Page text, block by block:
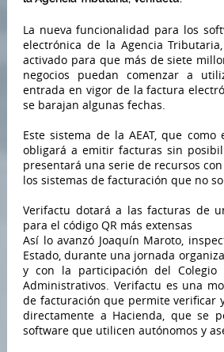
La nueva funcionalidad para los
electrónica de la Agencia
activado para que más de siete
negocios puedan comenzar a
entrada en vigor de la factura
se barajan algunas fechas.
Este sistema de la AEAT, que
obligará a emitir facturas sin
presentará una serie de recursos
los sistemas de facturación que no
Verifactu dotará a las facturas de
para el código QR más extensas
Así lo avanzó Joaquín Maroto,
Estado, durante una jornada
y con la participación del Colegio
Administrativos. Verifactu es una
de facturación que permite verificar
directamente a Hacienda, que se
software que utilicen autónomos y